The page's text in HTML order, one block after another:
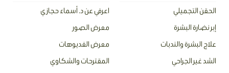
الحقن التجميلي
إبر نضارة البشرة
علاج البشرة والندبات
الشد غير الجراحي
اعرفي عن د. أسماء حجازي
معرض الصور
معرض الفديوهات
المقترحات والشكاوي